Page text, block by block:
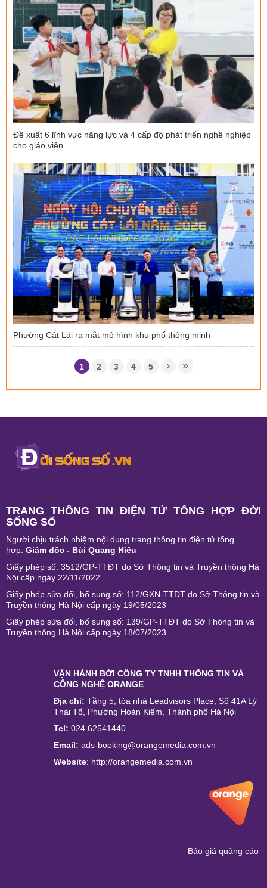
Đề xuất 6 lĩnh vực năng lực và 4 cấp độ phát triển nghề nghiệp
cho giáo viên
Phường Cát Lái ra mắt mô hình khu phố thông minh
1 2 3 4 5
TRANG THÔNG TIN ĐIỆN TỬ TỔNG HỢP ĐỜI
SỐNG SỐ
Người chịu trách nhiệm nội dung trang thông tin điện tử tổng
hợp: Giám đốc - Bùi Quang Hiếu
Giấy phép số: 3512/GP-TTĐT do Sở Thông tin và Truyền thông Hà
Nội cấp ngày 22/11/2022
Giấy phép sửa đổi, bổ sung số: 112/GXN-TTĐT do Sở Thông tin và
Truyền thông Hà Nội cấp ngày 19/05/2023
Giấy phép sửa đổi, bổ sung số: 139/GP-TTĐT do Sở Thông tin và
Truyền thông Hà Nội cấp ngày 18/07/2023
VẬN HÀNH BỞI CÔNG TY TNHH THÔNG TIN VÀ
CÔNG NGHỆ ORANGE
Địa chỉ: Tầng 5, tòa nhà Leadvisors Place, Số 41A Lý
Thái Tổ, Phường Hoàn Kiếm, Thành phố Hà Nội
Tel: 024.62541440
Email: ads-booking@orangemedia.com.vn
Website: http://orangemedia.com.vn
Báo giá quảng cáo